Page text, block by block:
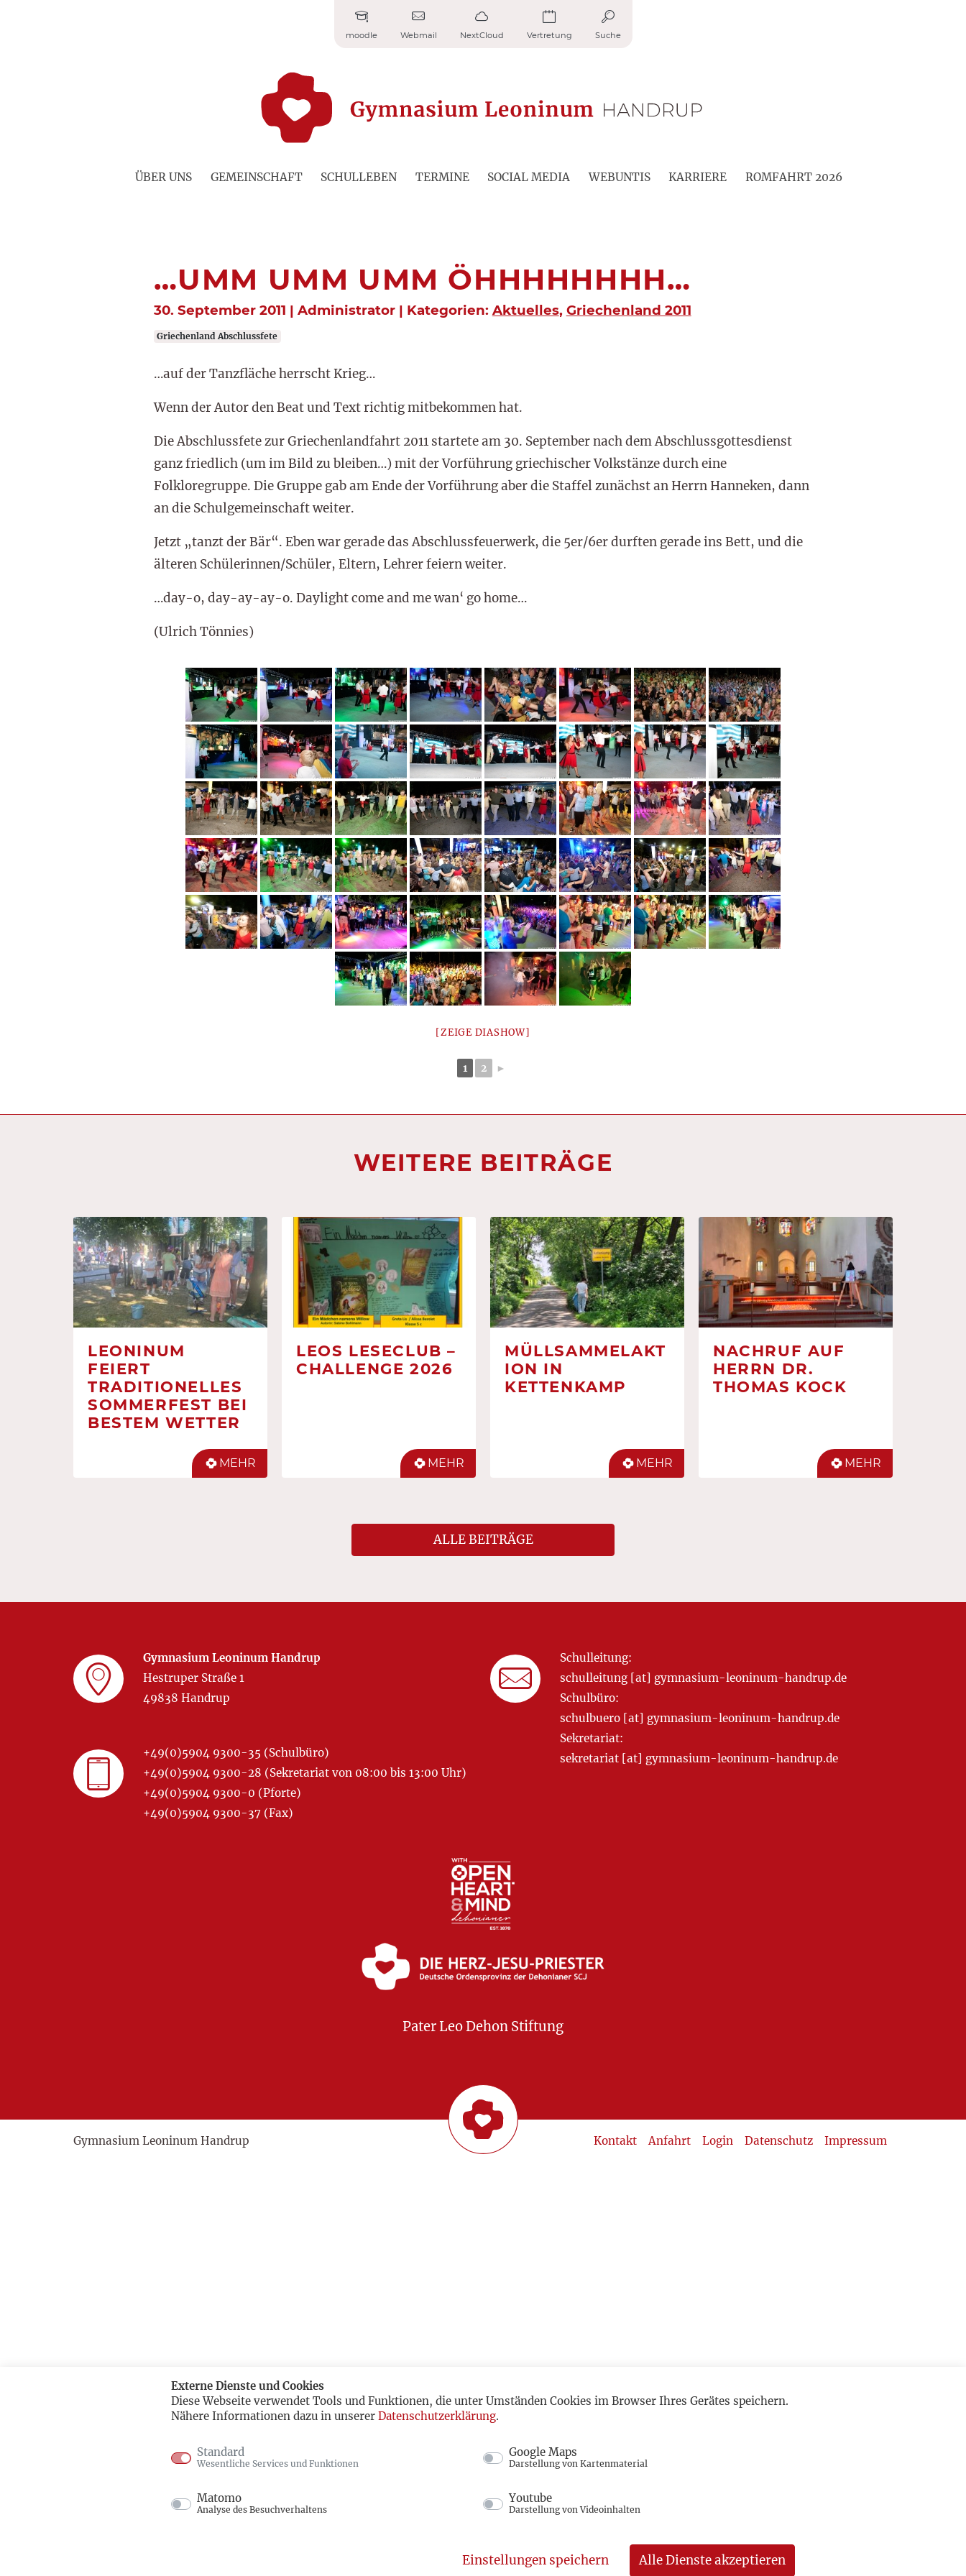
moodle Webmail NextCloud Vertretung Suche
ÜBER UNS GEMEINSCHAFT SCHULLEBEN TERMINE SOCIAL MEDIA WEBUNTIS KARRIERE ROMFAHRT 2026
…UMM UMM UMM ÖHHHHHHHH…
30. September 2011 | Administrator | Kategorien: Aktuelles, Griechenland 2011
Griechenland Abschlussfete
…auf der Tanzfläche herrscht Krieg…
Wenn der Autor den Beat und Text richtig mitbekommen hat.
Die Abschlussfete zur Griechenlandfahrt 2011 startete am 30. September nach dem Abschlussgottesdienst
ganz friedlich (um im Bild zu bleiben…) mit der Vorführung griechischer Volkstänze durch eine
Folkloregruppe. Die Gruppe gab am Ende der Vorführung aber die Staffel zunächst an Herrn Hanneken, dann
an die Schulgemeinschaft weiter.
Jetzt „tanzt der Bär“. Eben war gerade das Abschlussfeuerwerk, die 5er/6er durften gerade ins Bett, und die
älteren Schülerinnen/Schüler, Eltern, Lehrer feiern weiter.
…day-o, day-ay-ay-o. Daylight come and me wan‘ go home…
(Ulrich Tönnies)
[ZEIGE DIASHOW]
1 2 ►
WEITERE BEITRÄGE
LEONINUM
FEIERT
TRADITIONELLES
SOMMERFEST BEI
BESTEM WETTER
MEHR
LEOS LESECLUB –
CHALLENGE 2026
MEHR
MÜLLSAMMELAKT
ION IN
KETTENKAMP
MEHR
NACHRUF AUF
HERRN DR.
THOMAS KOCK
MEHR
ALLE BEITRÄGE
Gymnasium Leoninum Handrup
Hestruper Straße 1
49838 Handrup
+49(0)5904 9300-35 (Schulbüro)
+49(0)5904 9300-28 (Sekretariat von 08:00 bis 13:00 Uhr)
+49(0)5904 9300-0 (Pforte)
+49(0)5904 9300-37 (Fax)
Schulleitung:
schulleitung [at] gymnasium-leoninum-handrup.de
Schulbüro:
schulbuero [at] gymnasium-leoninum-handrup.de
Sekretariat:
sekretariat [at] gymnasium-leoninum-handrup.de
Pater Leo Dehon Stiftung
Kontakt Anfahrt Login Datenschutz Impressum
Gymnasium Leoninum Handrup
Externe Dienste und Cookies
Diese Webseite verwendet Tools und Funktionen, die unter Umständen Cookies im Browser Ihres Gerätes speichern.
Nähere Informationen dazu in unserer Datenschutzerklärung.
Standard
Wesentliche Services und Funktionen
Google Maps
Darstellung von Kartenmaterial
Matomo
Analyse des Besuchverhaltens
Youtube
Darstellung von Videoinhalten
Alle Dienste akzeptieren
Einstellungen speichern